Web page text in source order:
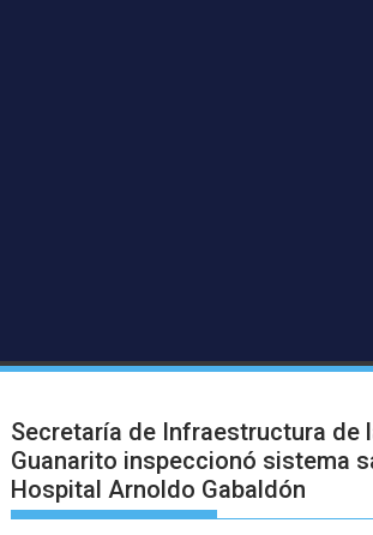
Secretaría de Infraestructura de
Guanarito inspeccionó sistema
Hospital Arnoldo Gabaldón